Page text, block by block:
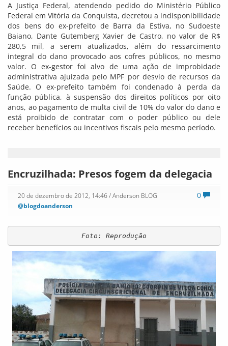
A Justiça Federal, atendendo pedido do Ministério Público
Federal em Vitória da Conquista, decretou a indisponibilidade
dos bens do ex-prefeito de Barra da Estiva, no Sudoeste
Baiano, Dante Gutemberg Xavier de Castro, no valor de R$
280,5 mil, a serem atualizados, além do ressarcimento
integral do dano provocado aos cofres públicos, no mesmo
valor. O ex-gestor foi alvo de uma ação de improbidade
administrativa ajuizada pelo MPF por desvio de recursos da
Saúde. O ex-prefeito também foi condenado à perda da
função pública, à suspensão dos direitos políticos por oito
anos, ao pagamento de multa civil de 10% do valor do dano e
está proibido de contratar com o poder público ou dele
receber benefícios ou incentivos fiscais pelo mesmo período.
Encruzilhada: Presos fogem da delegacia
0
20 de dezembro de 2012, 14:46/ Anderson BLOG
@blogdoanderson
Foto: Reprodução